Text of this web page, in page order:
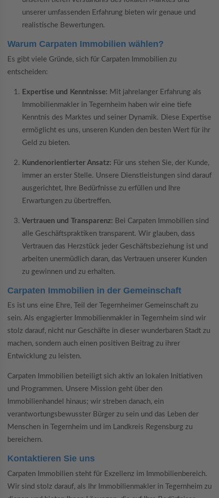
unserer umfassenden Erfahrung bieten wir genaue und
realistische Bewertungen.
Warum Carpaten Immobilien wählen?
Es gibt viele Gründe, sich für Carpaten Immobilien zu
entscheiden:
Expertise und Kenntnisse: Mit jahrelanger Erfahrung als
Immobilienmakler in Tegernheim haben wir eine tiefe
Kenntnis des Marktes und seiner Dynamik. Diese Expertise
ermöglicht es uns, unseren Kunden den besten Wert für ihr
Geld zu bieten.
Kundenorientierter Ansatz: Für uns stehen Sie, der Kunde,
immer an erster Stelle. Unsere Dienstleistungen sind darauf
ausgerichtet, Ihre Bedürfnisse zu erfüllen und Ihre
Erwartungen zu übertreffen.
Vertrauen und Transparenz: Bei Carpaten Immobilien sind
alle Geschäftspraktiken transparent. Wir glauben, dass
Vertrauen das Herzstück jeder Geschäftsbeziehung ist und
arbeiten unermüdlich daran, das Vertrauen unserer Kunden
zu gewinnen und zu erhalten.
Carpaten Immobilien in der Gemeinschaft
Es ist uns eine Ehre, Teil der Tegernheimer Gemeinschaft zu
sein. Als engagierter Immobilienmakler in Tegernheim sind wir
stolz darauf, nicht nur Geschäfte in dieser wunderbaren Stadt zu
machen, sondern auch einen positiven Beitrag zu ihrer
Entwicklung zu leisten.
Carpaten Immobilien beteiligt sich aktiv an lokalen Initiativen
und Programmen. Unsere Mission geht über den
Immobilienhandel hinaus; wir streben danach, ein
verantwortungsbewusster Bürger zu sein und das Leben der
Menschen in Tegernheim und im Landkreis Regensburg zu
bereichern.
Kontaktieren Sie uns
Carpaten Immobilien steht für Exzellenz im Immobilienbereich.
Wir sind stolz darauf, als Ihr Immobilienmakler in Tegernheim zu